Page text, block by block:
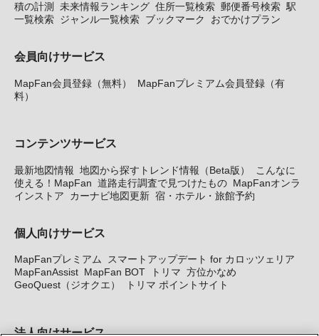
積の計測
未来情報ランキング 住所一覧検索 郵便番号検索 駅
一覧検索 ジャンル一覧検索 ブックマーク おでかけプラン
会員向けサービス
MapFan会員登録（無料）
MapFanプレミアム会員登録（有
料）
コンテンツサービス
最新地図情報 地図から探すトレンド情報（Beta版）
こんなに
使える！MapFan 道路走行調査で見つけたもの MapFanオンラ
インストア
カーナビ地図更新 宿・ホテル・旅館予約
個人向けサービス
MapFanプレミアム
スマートアップデート for カロッツェリア
MapFanAssist MapFan BOT トリマ 方位かなめ
GeoQuest（ジオクエ）
トリマ ポイントサイト
法人向けサービス